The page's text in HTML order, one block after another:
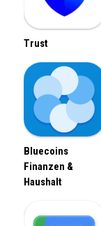
Trust
Bluecoins
Finanzen &
Haushalt